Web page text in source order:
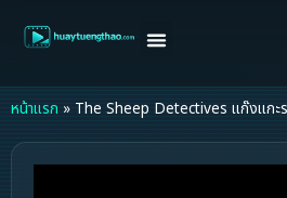
หน้าแรก » The Sheep Detectives แก๊งแก